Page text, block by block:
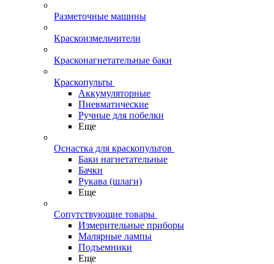
Разметочные машины
Краскоизмельчители
Красконагнетательные баки
Краскопульты
Аккумуляторные
Пневматические
Ручные для побелки
Еще
Оснастка для краскопультов
Баки нагнетательные
Бачки
Рукава (шлаги)
Еще
Сопутствующие товары
Измерительные приборы
Малярные лампы
Подъемники
Еще